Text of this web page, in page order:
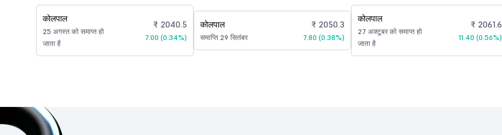
कोलपाल
25 अगस्त को समाप्त हो
जाता है
₹ 2040.5
7.00 (0.34%)
कोलपाल
समाप्ति 29 सितंबर
₹ 2050.3
7.80 (0.38%)
कोलपाल
27 अक्टूबर को समाप्त हो
जाता है
₹ 2061.6
11.40 (0.56%)